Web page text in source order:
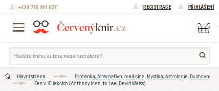
+420 775 281 837 REGISTRACE PŘIHLÁŠENÍ
Hlavní strana
Esoterika, Alternativní medicína, Mystika, Astrologie, Duchovní
Zen v 10 lekcích (Anthony Man-tu Lee, David Weiss)